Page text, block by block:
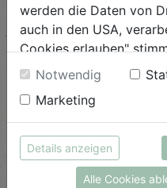
werden die Daten von
auch in den USA,
Cookies erlauben"
Cookies zu. Unter
Infos zu den
auch entscheiden,
möchtest.
Weitere Informationen
Datenschutzerklärung
Notwendig
Marketing
Details anzeigen
Alle Cookies